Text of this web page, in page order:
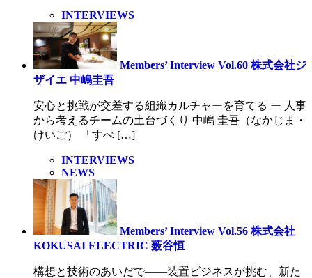
INTERVIEWS
Members’ Interview Vol.60 株式会社ジ
ザイエ 中嶋圭吾
安心と挑戦が交差する組織カルチャーを育てる ー 人事
から考えるチームの土台づくり 中嶋 圭吾（なかじま・
けいご） 「すべ […]
INTERVIEWS
NEWS
Members’ Interview Vol.56 株式会社
KOKUSAI ELECTRIC 薮谷恒
構想と技術のあいだで——装置ビジネスが挑む、新た